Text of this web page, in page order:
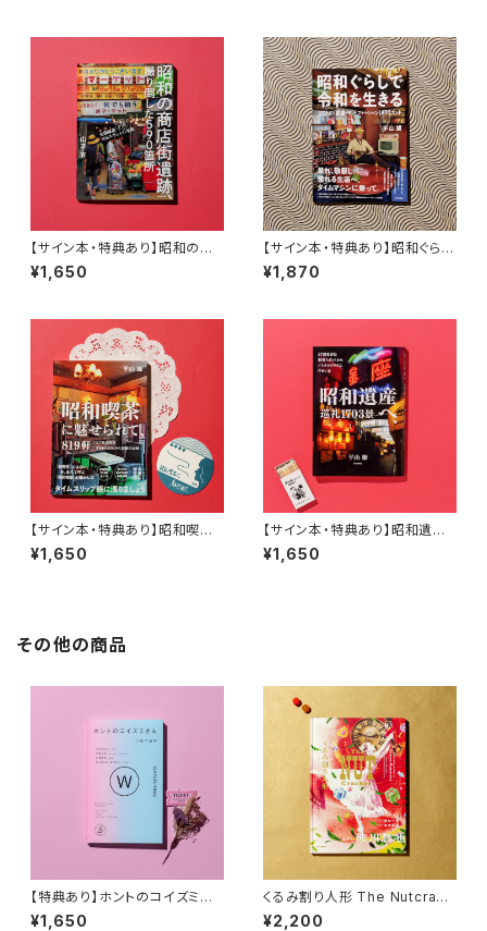
【サイン本・特典あり】昭和の商
店街遺跡、撮り倒した590箇所
¥1,650
【サイン本・特典あり】昭和ぐらし
で令和を生きる 27人の［部屋・
モノ・ファッション］403カット
¥1,870
【サイン本・特典あり】昭和喫茶
に魅せられて、819軒
¥1,650
【サイン本・特典あり】昭和遺産
へ、巡礼1703景
¥1,650
その他の商品
【特典あり】ホントのコイズミさ
ん WANDERING
¥1,650
くるみ割り人形 The Nutcrack
er
¥2,200